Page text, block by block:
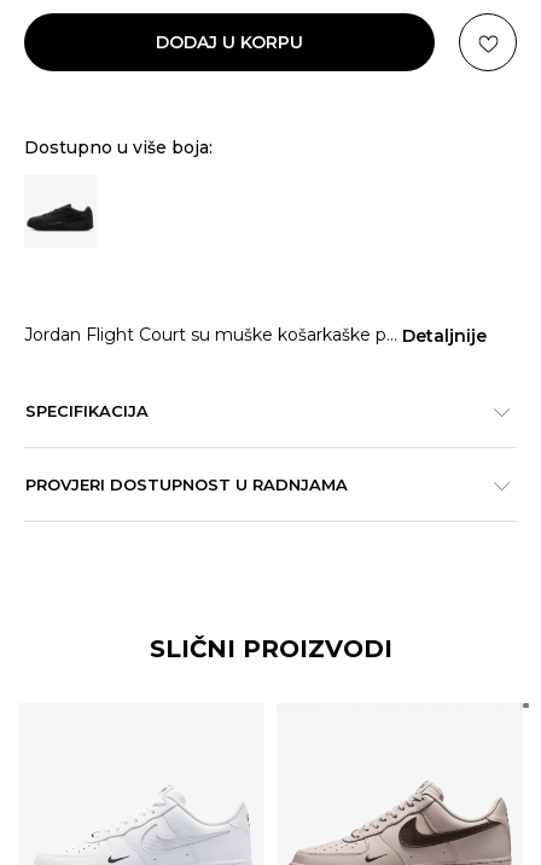
DODAJ U KORPU
Dostupno u više boja:
Jordan Flight Court su muške košarkaške p... Detaljnije
SPECIFIKACIJA
PROVJERI DOSTUPNOST U RADNJAMA
SLIČNI PROIZVODI